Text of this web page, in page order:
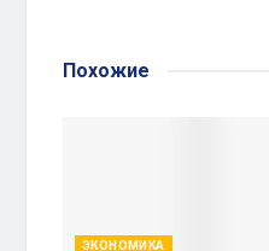
Похожие
ЭКОНОМИКА